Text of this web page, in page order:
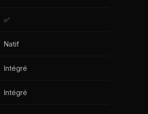
✅
Natif
Intégré
Intégré